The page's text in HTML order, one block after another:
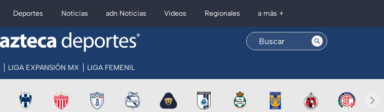
Deportes Noticias adn Noticias Videos Regionales a más +
LIGA EXPANSIÓN MX LIGA FEMENIL